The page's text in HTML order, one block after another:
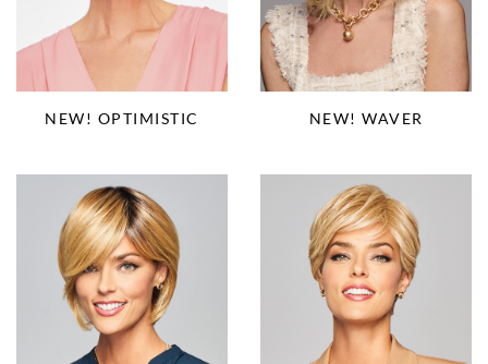
NEW! OPTIMISTIC NEW! WAVER